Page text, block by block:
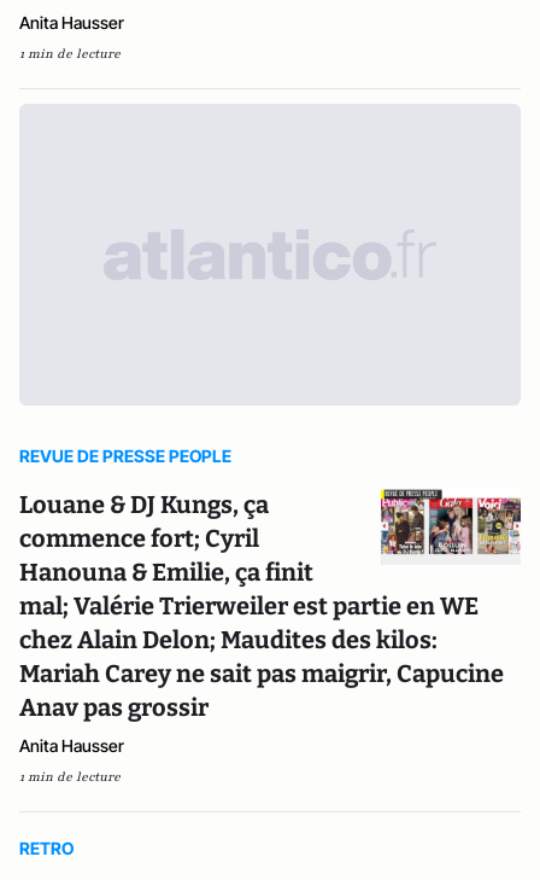
Anita Hausser
1 min de lecture
REVUE DE PRESSE PEOPLE
Louane & DJ Kungs, ça
commence fort; Cyril
Hanouna & Emilie, ça finit
mal; Valérie Trierweiler est partie en WE
chez Alain Delon; Maudites des kilos:
Mariah Carey ne sait pas maigrir, Capucine
Anav pas grossir
Anita Hausser
1 min de lecture
RETRO